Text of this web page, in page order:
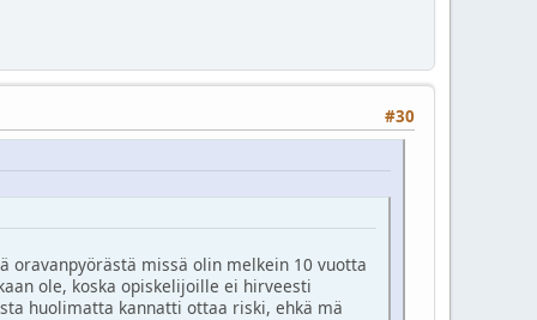
#30
missä olin melkein 10 vuotta
ole, koska opiskelijoille ei hirveesti
huolimatta kannatti ottaa riski, ehkä mä